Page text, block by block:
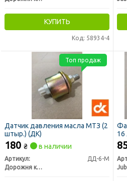
КУПИТЬ
Код: 58934-4
Датчик давления масла МТЗ (2
штыр.) (ДК)
180 ₴ в наличии
Артикул:
ДД-6-М
Дорожня карта
Топ продаж
16